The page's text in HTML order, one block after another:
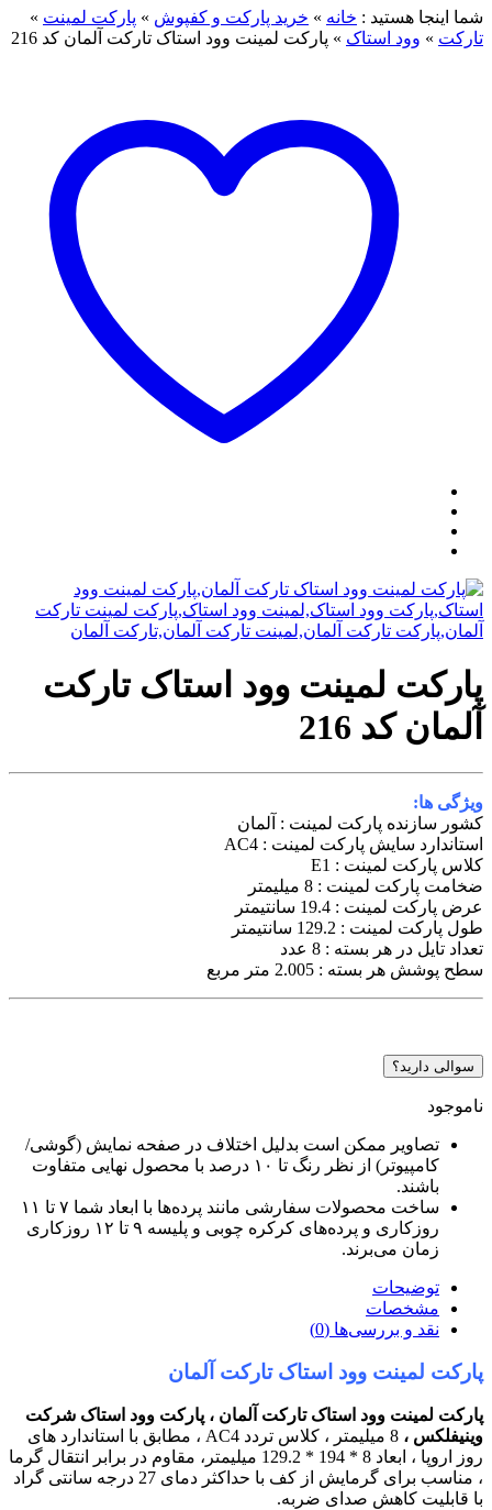
شما اینجا هستید : خانه » خرید پارکت و کفپوش » پارکت لمینت »
تارکت » وود استاک » پارکت لمینت وود استاک تارکت آلمان کد 216
پارکت لمینت وود استاک تارکت
آلمان کد 216
ویژگی ها:
کشور سازنده پارکت لمینت : آلمان
استاندارد سایش پارکت لمینت : AC4
کلاس پارکت لمینت : E1
ضخامت پارکت لمینت : 8 میلیمتر
عرض پارکت لمینت : 19.4 سانتیمتر
طول پارکت لمینت : 129.2 سانتیمتر
تعداد تایل در هر بسته : 8 عدد
سطح پوشش هر بسته : 2.005 متر مربع
سوالی دارید؟
ناموجود
تصاویر ممکن است بدلیل اختلاف در صفحه نمایش (گوشی/
کامپیوتر) از نظر رنگ تا ۱۰ درصد با محصول نهایی متفاوت
باشند.
ساخت محصولات سفارشی مانند پرده‌ها با ابعاد شما ۷ تا ۱۱
روزکاری و پرده‌های کرکره چوبی و پلیسه ۹ تا ۱۲ روزکاری
زمان می‌برند.
توضیحات
مشخصات
نقد و بررسی‌ها (0)
پارکت لمینت وود استاک تارکت آلمان
پارکت لمینت وود استاک تارکت آلمان ، پارکت وود استاک شرکت
وینیفلکس ،
8 میلیمتر ، کلاس تردد AC4 ، مطابق با استاندارد های
روز اروپا ، ابعاد 8 * 194 * 129.2 میلیمتر، مقاوم در برابر انتقال گرما
، مناسب برای گرمایش از کف با حداکثر دمای 27 درجه سانتی گراد
با قابلیت کاهش صدای ضربه.